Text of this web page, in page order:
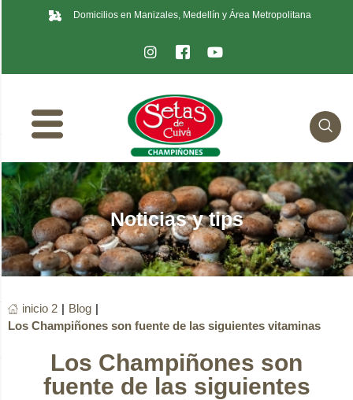
Domicilios en Manizales, Medellín y Área Metropolitana
Noticias y tips
inicio 2 | Blog |
Los Champiñones son fuente de las siguientes vitaminas
Los Champiñones son
fuente de las siguientes